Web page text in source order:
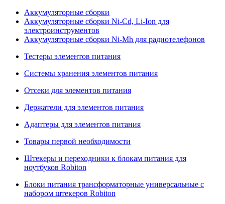
Аккумуляторные сборки
Аккумуляторные сборки Ni-Cd, Li-Ion для
электроинструментов
Аккумуляторные сборки Ni-Mh для радиотелефонов
Тестеры элементов питания
Системы хранения элементов питания
Отсеки для элементов питания
Держатели для элементов питания
Адаптеры для элементов питания
Товары первой необходимости
Штекеры и переходники к блокам питания для
ноутбуков Robiton
Блоки питания трансформаторные универсальные с
набором штекеров Robiton